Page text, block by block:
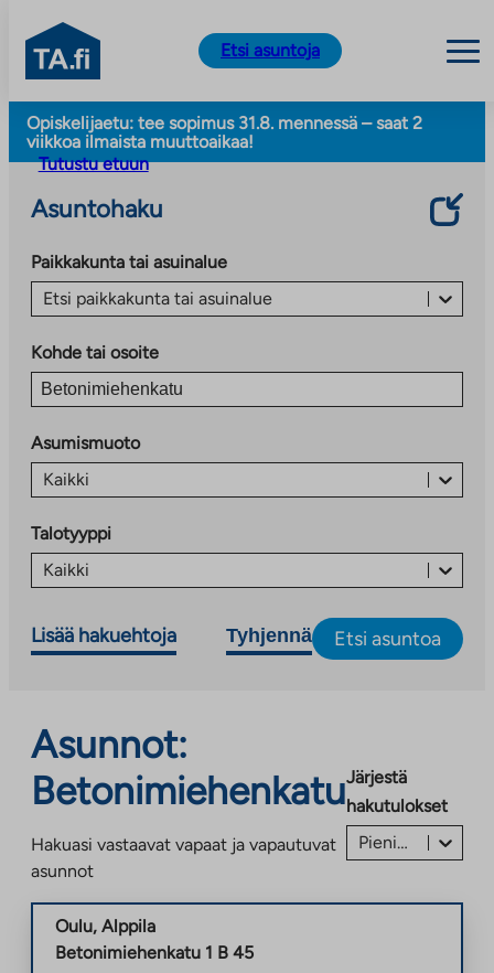
Siirry
sisältöön
TA.fi
Etsi asuntoja
Opiskelijaetu: tee sopimus 31.8. mennessä – saat 2
viikkoa ilmaista muuttoaikaa!
Tutustu etuun
Asuntohaku
Paikkakunta tai asuinalue
Etsi paikkakunta tai asuinalue
Kohde tai osoite
Asumismuoto
Kaikki
Talotyyppi
Kaikki
Lisää hakuehtoja Tyhjennä Etsi asuntoa
Asunnot:
Betonimiehenkatu
Hakuasi vastaavat vapaat ja vapautuvat
asunnot
Järjestä
hakutulokset
Pienin vastike/vuokra ensin €
Oulu, Alppila
Betonimiehenkatu 1 B 45